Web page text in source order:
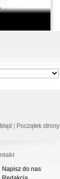
| Początek strony
Napisz do nas